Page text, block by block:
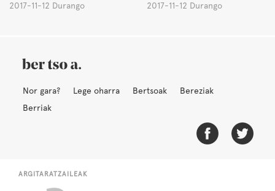
2017-11-12 Durango 2017-11-12 Durango
Nor gara? Lege oharra Bertsoak
Bereziak
Berriak
ARGITARATZAILEAK